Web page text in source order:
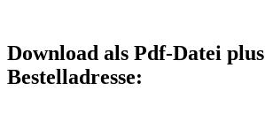
Download als Pdf-Datei plus
Bestelladresse: